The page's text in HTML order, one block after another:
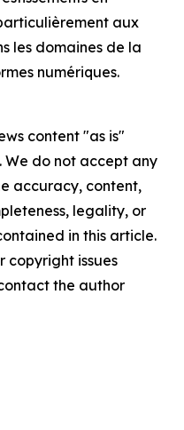
aux
les domaines de la
numériques.
content "as is"
do not accept any
accuracy, content,
legality, or
in this article.
copyright issues
the author